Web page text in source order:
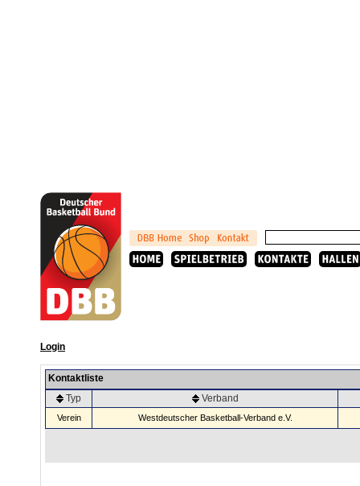
Login
Kontaktliste
Typ
Verband
Verein Westdeutscher Basketball-Verband e.V.